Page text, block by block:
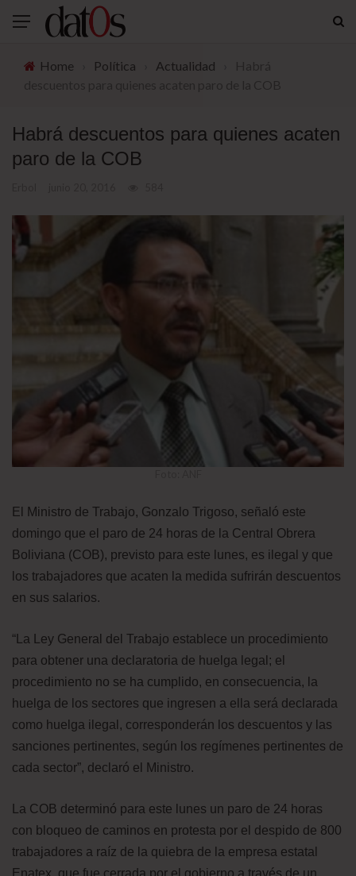
Home Política Actualidad
Habrá descuentos para quienes acaten
paro de la COB
El Ministro de Trabajo, Gonzalo Trigoso, señaló este
domingo que el paro de 24 horas de la Central Obrera
Boliviana (COB), previsto para este lunes, es ilegal y que
los trabajadores que acaten la medida sufrirán descuentos
en sus salarios.
“La Ley General del Trabajo establece un procedimiento
para obtener una declaratoria de huelga legal; el
procedimiento no se ha cumplido, en consecuencia, la
huelga de los sectores que ingresen a ella será declarada
como huelga ilegal, corresponderán los descuentos y las
sanciones pertinentes, según los regímenes pertinentes de
cada sector”, declaró el Ministro.
La COB determinó para este lunes un paro de 24 horas
con bloqueo de caminos en protesta por el despido de 800
trabajadores a raíz de la quiebra de la empresa estatal
Enatex, que fue cerrada por el gobierno a través de un